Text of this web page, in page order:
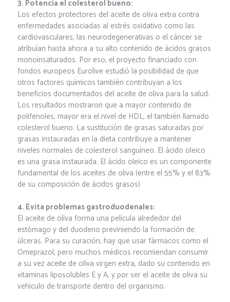
3. Potencia el colesterol bueno:
Los efectos protectores del aceite de oliva extra contra
enfermedades asociadas al estrés oxidativo como las
cardiovasculares, las neurodegenerativas o el cáncer se
atribuían hasta ahora a su alto contenido de ácidos grasos
monoinsaturados. Por eso, el proyecto financiado con
fondos europeos Eurolive estudió la posibilidad de que
otros factores químicos también contribuyan a los
beneficios documentados del aceite de oliva para la salud.
Los resultados mostraron que a mayor contenido de
polifenoles, mayor era el nivel de HDL, el también llamado
colesterol bueno. La sustitución de grasas saturadas por
grasas instauradas en la dieta contribuye a mantener
niveles normales de colesterol sanguíneo. El ácido oleico
es una grasa instaurada. El ácido oleico es un componente
fundamental de los aceites de oliva (entre el 55% y el 83%
de su composición de ácidos grasos)
4. Evita problemas gastroduodenales:
El aceite de oliva forma una película alrededor del
estómago y del duodeno previniendo la formación de
úlceras. Para su curación, hay que usar fármacos como el
Omeprazol, pero muchos médicos recomiendan consumir
a su vez aceite de oliva virgen extra, dado su contenido en
vitaminas liposolubles E y A, y por ser el aceite de oliva su
vehículo de transporte dentro del organismo.